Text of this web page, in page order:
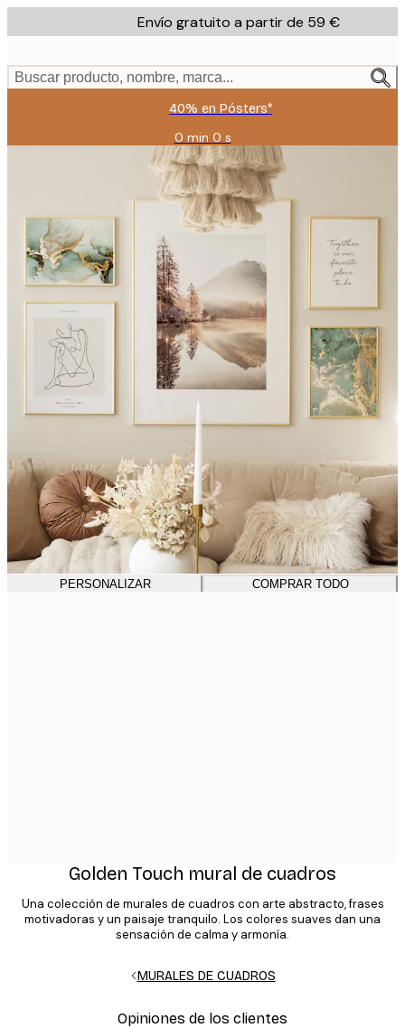
to
content.
Envío gratuito a partir de 59 €
Buscar producto, nombre, marca...
40% en Pósters*
0 min 0 s
Válido
hasta:
2026-
08-
09
PERSONALIZAR COMPRAR TODO
Golden Touch mural de cuadros
Una colección de murales de cuadros con arte abstracto, frases
motivadoras y un paisaje tranquilo. Los colores suaves dan una
sensación de calma y armonía.
MURALES DE CUADROS
Opiniones de los clientes